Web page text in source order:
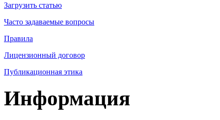
Загрузить статью
Часто задаваемые вопросы
Правила
Лицензионный договор
Публикационная этика
Информация